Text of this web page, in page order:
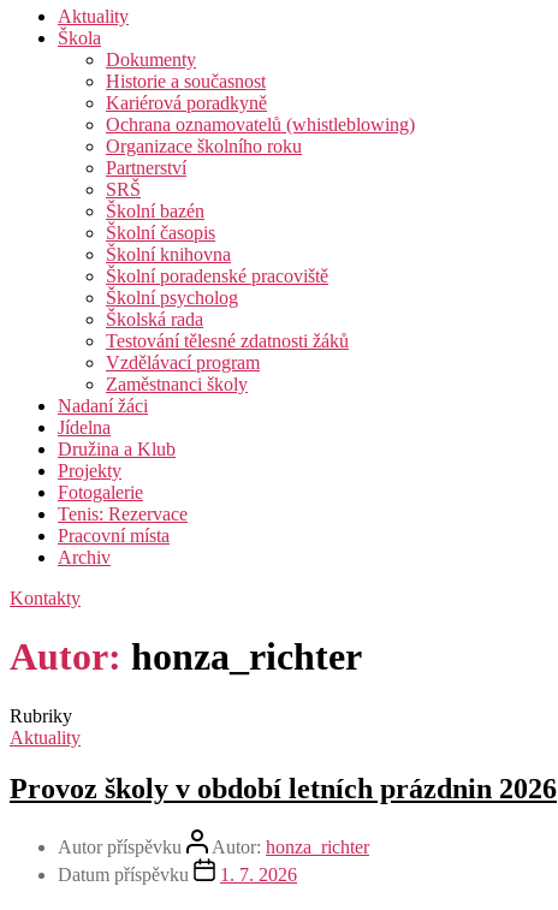
Aktuality
Škola
Dokumenty
Historie a současnost
Kariérová poradkyně
Ochrana oznamovatelů (whistleblowing)
Organizace školního roku
Partnerství
SRŠ
Školní bazén
Školní časopis
Školní knihovna
Školní poradenské pracoviště
Školní psycholog
Školská rada
Testování tělesné zdatnosti žáků
Vzdělávací program
Zaměstnanci školy
Nadaní žáci
Jídelna
Družina a Klub
Projekty
Fotogalerie
Tenis: Rezervace
Pracovní místa
Archiv
Kontakty
Autor: honza_richter
Rubriky
Aktuality
Provoz školy v období letních prázdnin 2026
Autor příspěvku Autor: honza_richter
Datum příspěvku
1. 7. 2026